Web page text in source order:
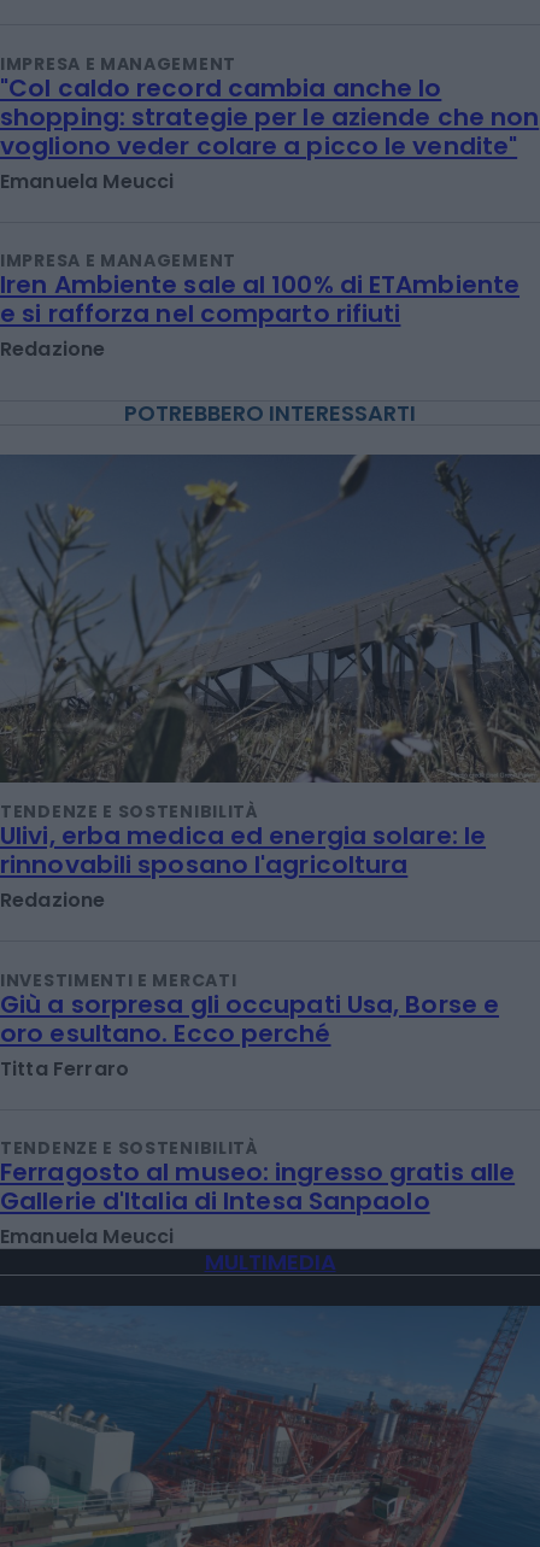
IMPRESA E MANAGEMENT
"Col caldo record cambia anche lo
shopping: strategie per le aziende che non
vogliono veder colare a picco le vendite"
Emanuela Meucci
IMPRESA E MANAGEMENT
Iren Ambiente sale al 100% di ETAmbiente
e si rafforza nel comparto rifiuti
Redazione
POTREBBERO INTERESSARTI
TENDENZE E SOSTENIBILITÀ
Ulivi, erba medica ed energia solare: le
rinnovabili sposano l'agricoltura
Redazione
INVESTIMENTI E MERCATI
Giù a sorpresa gli occupati Usa, Borse e
oro esultano. Ecco perché
Titta Ferraro
TENDENZE E SOSTENIBILITÀ
Ferragosto al museo: ingresso gratis alle
Gallerie d'Italia di Intesa Sanpaolo
Emanuela Meucci
MULTIMEDIA